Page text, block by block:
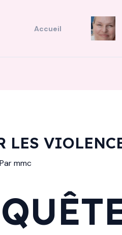
Accueil
LES
mmc